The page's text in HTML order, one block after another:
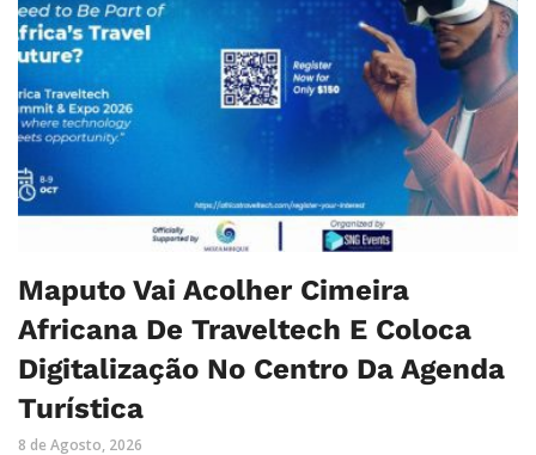
Maputo Vai Acolher Cimeira
Africana De Traveltech E Coloca
Digitalização No Centro Da Agenda
Turística
8 de Agosto, 2026